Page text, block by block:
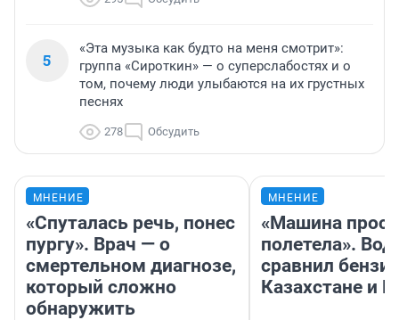
5
«Эта музыка как будто на меня смотрит»:
группа «Сироткин» — о суперслабостях и о
том, почему люди улыбаются на их грустных
песнях
278 Обсудить
МНЕНИЕ
«Спуталась речь, понес
пургу». Врач — о
смертельном диагнозе,
который сложно
обнаружить
МНЕНИЕ
«Машина
полетела».
сравнил
Казахстане и